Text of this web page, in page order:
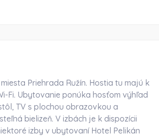
Priehrada Ružín. Hostia tu majú k
Fi. Ubytovanie ponúka hosťom výhľad
TV s plochou obrazovkou a
bielizeň. V izbách je k dispozícii
izby v ubytovaní Hotel Pelikán